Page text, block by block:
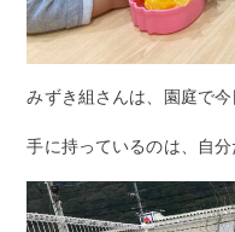
みずき組さんは、園庭で
手に持っているのは、自分